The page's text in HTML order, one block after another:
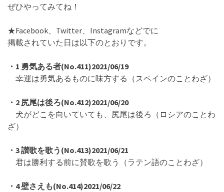
ぜひやってみてね！
★Facebook、Twitter、Instagramなどでに
掲載されていた日は以下のとおりです。
・1 勇気ある者(No.411)2021/06/19
幸運は勇気あるものに味方する（スペインのことわざ）
・2 尻尾は後ろ(No.412)2021/06/20
犬がどこを向いていても、尻尾は後ろ（ロシアのことわ
ざ）
・3 讃歌を歌う(No.413)2021/06/21
君は勝利する前に賛歌を歌う（ラテン語のことわざ）
・4 壁さえも(No.414)2021/06/22